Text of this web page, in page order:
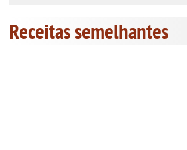
Receitas semelhantes